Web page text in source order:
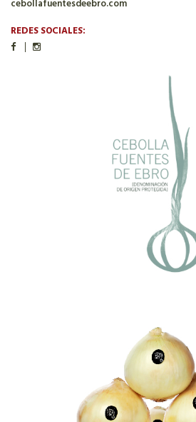
cebollafuentesdeebro.com
REDES SOCIALES: